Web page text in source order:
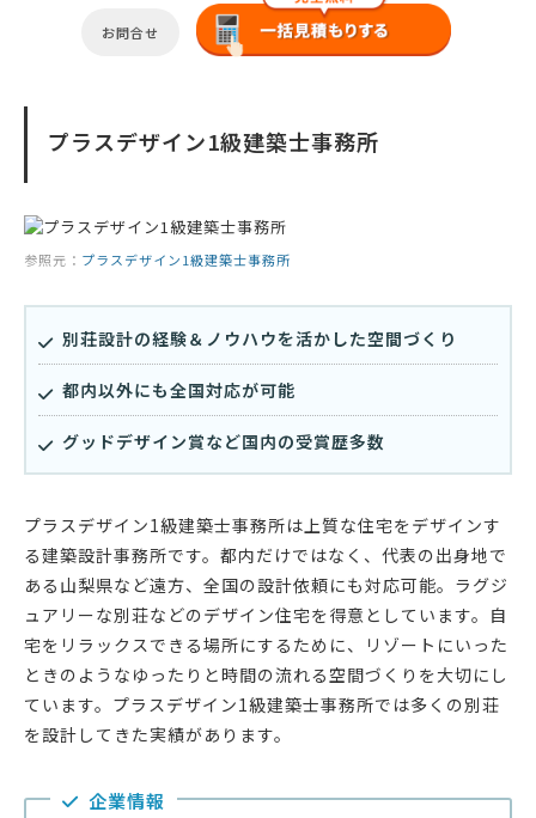
お問合せ
プラスデザイン1級建築士事務所
参照元： プラスデザイン1級建築士事務所
別荘設計の経験＆ノウハウを活かした空間づくり
都内以外にも全国対応が可能
グッドデザイン賞など国内の受賞歴多数
プラスデザイン1級建築士事務所は上質な住宅をデザインす
る建築設計事務所です。都内だけではなく、代表の出身地で
ある山梨県など遠方、全国の設計依頼にも対応可能。ラグジ
ュアリーな別荘などのデザイン住宅を得意としています。自
宅をリラックスできる場所にするために、リゾートにいった
ときのようなゆったりと時間の流れる空間づくりを大切にし
ています。プラスデザイン1級建築士事務所では多くの別荘
を設計してきた実績があります。
企業情報